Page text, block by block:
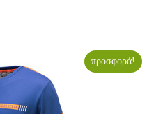
προσφορά!